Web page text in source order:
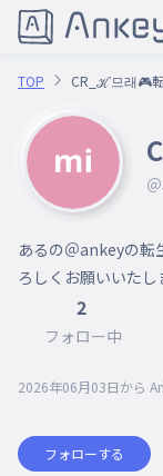
TOP CR_ℋ므래🎮
あるの＠ankeyの転
2
フォロー中
2026年06月03日から
フォローする